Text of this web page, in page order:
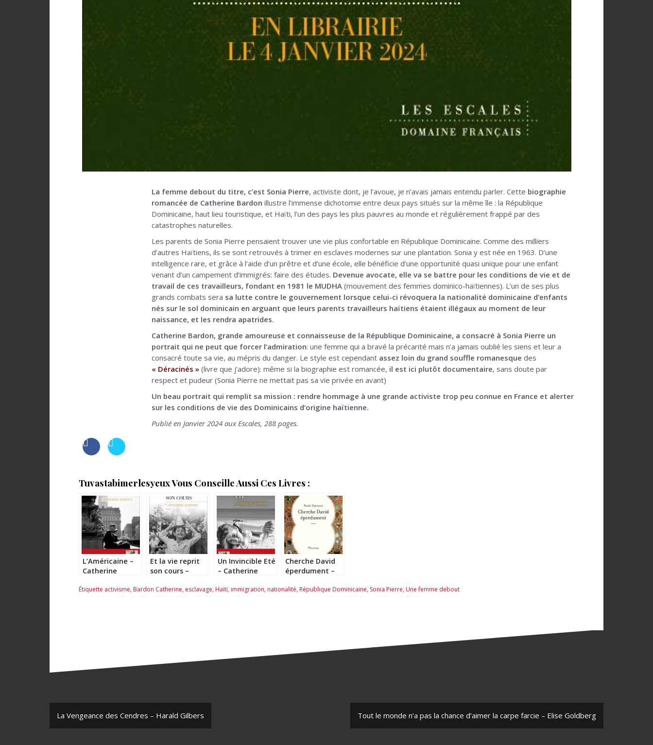
La femme debout du titre, c’est Sonia Pierre, activiste dont, je l’avoue, je n’avais jamais entendu parler. Cette biographie
romancée de Catherine Bardon illustre l’immense dichotomie entre deux pays situés sur la même île : la République
Dominicaine, haut lieu touristique, et Haïti, l’un des pays les plus pauvres au monde et régulièrement frappé par des
catastrophes naturelles.
Les parents de Sonia Pierre pensaient trouver une vie plus confortable en République Dominicaine. Comme des milliers
d’autres Haïtiens, ils se sont retrouvés à trimer en esclaves modernes sur une plantation. Sonia y est née en 1963. D’une
intelligence rare, et grâce à l’aide d’un prêtre et d’une école, elle bénéficie d’une opportunité quasi unique pour une enfant
venant d’un campement d’immigrés: faire des études. Devenue avocate, elle va se battre pour les conditions de vie et de
travail de ces travailleurs, fondant en 1981 le MUDHA (mouvement des femmes dominico-haïtiennes). L’un de ses plus
grands combats sera sa lutte contre le gouvernement lorsque celui-ci révoquera la nationalité dominicaine d’enfants
nés sur le sol dominicain en arguant que leurs parents travailleurs haïtiens étaient illégaux au moment de leur
naissance, et les rendra apatrides.
Catherine Bardon, grande amoureuse et connaisseuse de la République Dominicaine, a consacré à Sonia Pierre un
portrait qui ne peut que forcer l’admiration: une femme qui a bravé la précarité mais n’a jamais oublié les siens et leur a
consacré toute sa vie, au mépris du danger. Le style est cependant assez loin du grand souffle romanesque des
« Déracinés » (livre que j’adore): même si la biographie est romancée, il est ici plutôt documentaire, sans doute par
respect et pudeur (Sonia Pierre ne mettait pas sa vie privée en avant)
Un beau portrait qui remplit sa mission : rendre hommage à une grande activiste trop peu connue en France et alerter
sur les conditions de vie des Dominicains d’origine haïtienne.
Publié en Janvier 2024 aux Escales, 288 pages.
Tuvastabimerlesyeux Vous Conseille Aussi Ces Livres :
L’Américaine –
Catherine
Et la vie reprit
son cours –
Bardon
Un Invincible Eté
– Catherine
Cherche David
éperdument –
Étiquette activisme,Bardon Catherine, esclavage,Haïti,immigration,nationalité,République Dominicaine, Sonia Pierre,Une femme debout
N
La Vengeance des Cendres – Harald Gilbers Tout le monde n’a pas la chance d’aimer la carpe farcie – Elise Goldberg